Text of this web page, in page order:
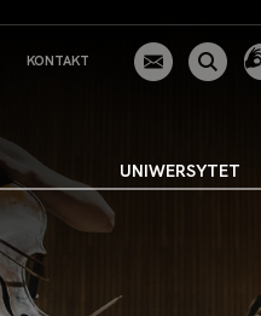
KONTAKT
UNIWERSYTET